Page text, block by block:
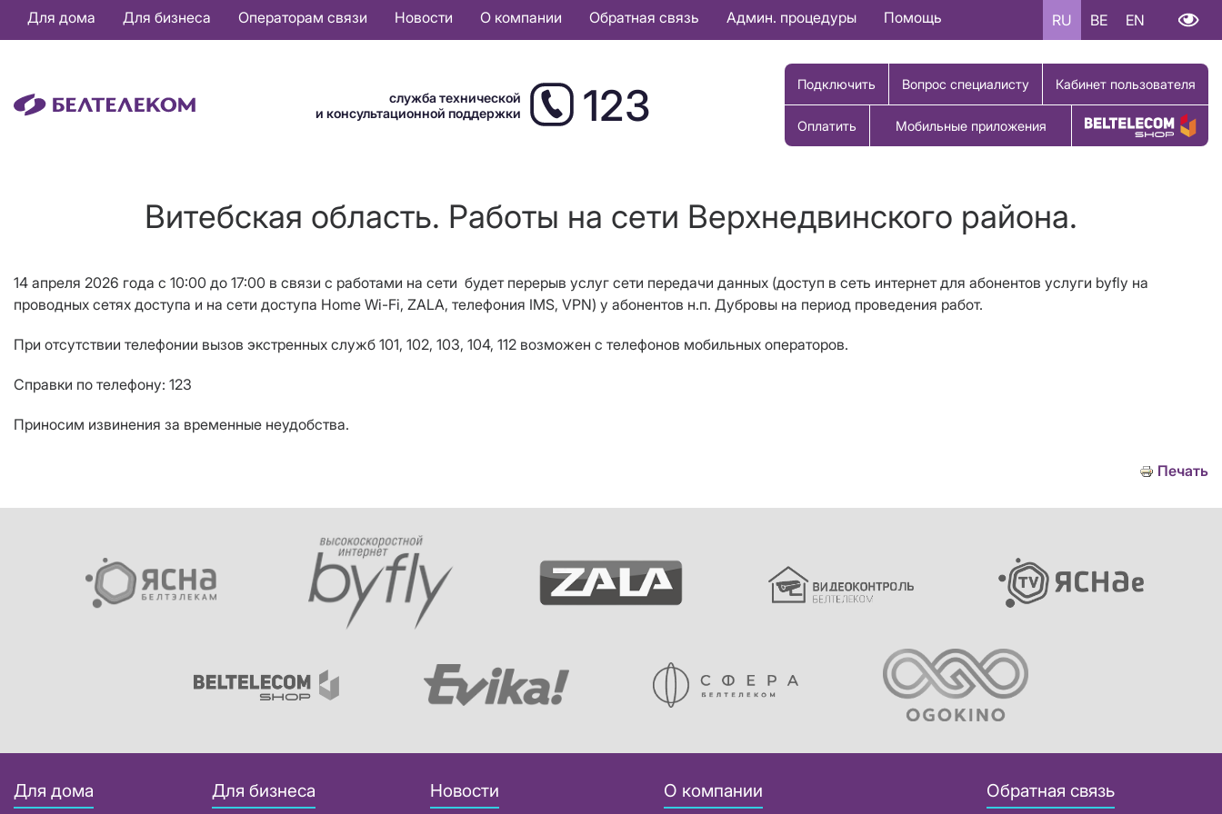
Основная
навигация
Для дома Для бизнеса Операторам связи Новости О компании Обратная связь Админ. процедуры Помощь RU BE EN
служба технической
и консультационной поддержки
123 Подключить Вопрос специалисту Кабинет пользователя
Оплатить Мобильные приложения Купить товар
Витебская область. Работы на сети Верхнедвинского района.
14 апреля 2026 года c 10:00 до 17:00 в связи с работами на сети будет перерыв услуг сети передачи данных (доступ в сеть интернет для абонентов услуги byfly на
проводных сетях доступа и на сети доступа Home Wi-Fi, ZALA, телефония IMS, VPN) у абонентов н.п. Дубровы на период проведения работ.
При отсутствии телефонии вызов экстренных служб 101, 102, 103, 104, 112 возможен с телефонов мобильных операторов.
Справки по телефону: 123
Приносим извинения за временные неудобства.
Печать
Для дома Для бизнеса Новости О компании Обратная связь